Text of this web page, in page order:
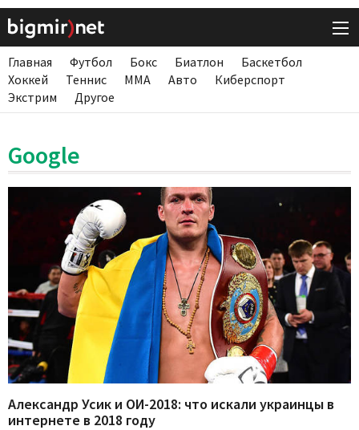
Главная Футбол Бокс Биатлон
Баскетбол
Хоккей
Теннис ММА Авто
Киберспорт
Экстрим
Другое
Google
Александр Усик и ОИ-2018: что искали украинцы в
интернете в 2018 году